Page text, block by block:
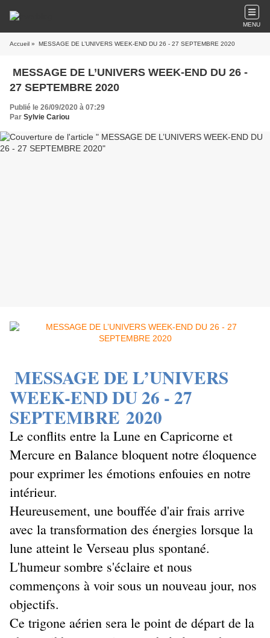
MENU
Accueil » ​​​​​​​MESSAGE DE L’UNIVERS WEEK-END DU 26 - 27 SEPTEMBRE 2020
​​​​​​​MESSAGE DE L’UNIVERS WEEK-END DU 26 -
27 SEPTEMBRE 2020
Publié le 26/09/2020 à 07:29
Par Sylvie Cariou
MESSAGE DE L’UNIVERS
WEEK-END DU 26 - 27
SEPTEMBRE 2020
Le conflits entre la Lune en Capricorne et
Mercure en Balance bloquent notre éloquence
pour exprimer les émotions enfouies en notre
intérieur.
Heureusement, une bouffée d'air frais arrive
avec la transformation des énergies lorsque la
lune atteint le Verseau plus spontané.
L'humeur sombre s'éclaire et nous
commençons à voir sous un nouveau jour, nos
objectifs.
Ce trigone aérien sera le point de départ de la